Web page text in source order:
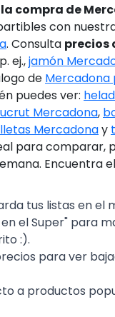
compra de
con
. Consulta precios
ej.,jamón
de Mercadona
puedes ver:
Mercadona,
Mercadonay
para comparar,
Encuentra
tus listas en el
el Super" para
:).
para ver
a productos